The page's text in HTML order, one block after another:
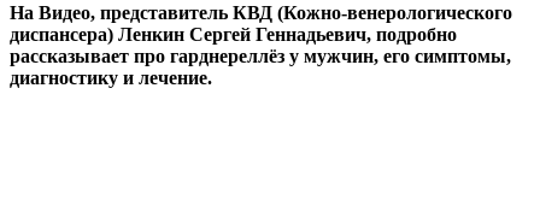
На Видео, представитель КВД (Кожно-венерологического
диспансера) Ленкин Сергей Геннадьевич, подробно
рассказывает про гарднереллёз у мужчин, его симптомы,
диагностику и лечение.